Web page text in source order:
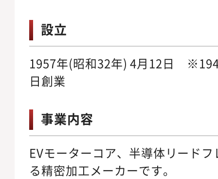
設立
1957年(昭和32年) 4月12日
日創業
事業内容
EVモーターコア、半導体リード
る精密加工メーカーです。